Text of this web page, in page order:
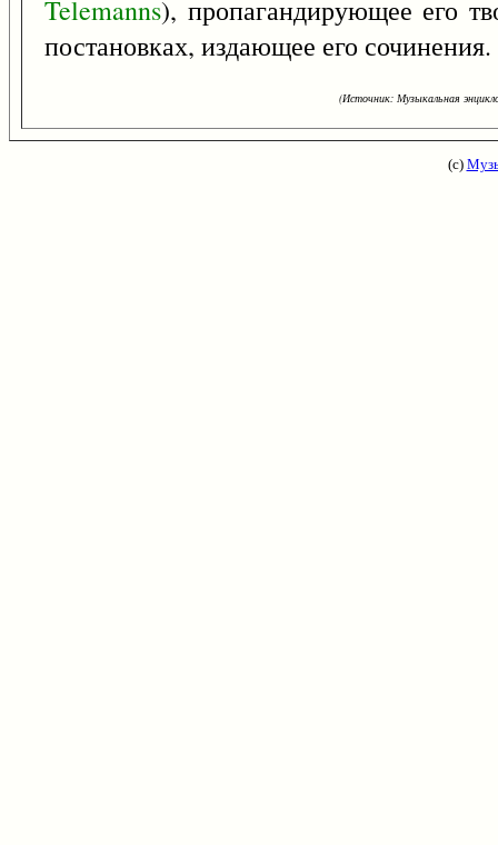
Telemanns), пропагандирующее его
постановках, издающее его сочинения.
(Источник: Музыкальная
(с)